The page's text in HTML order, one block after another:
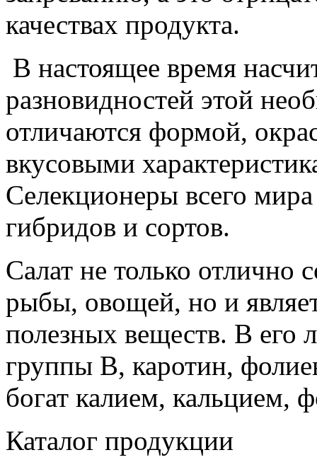
качествах продукта.
В настоящее время
разновидностей этой
отличаются формой,
вкусовыми
Селекционеры всего
гибридов и сортов.
Салат не только отлично
рыбы, овощей, но и
полезных веществ. В его
группы В, каротин,
богат калием, кальцием,
Каталог продукции